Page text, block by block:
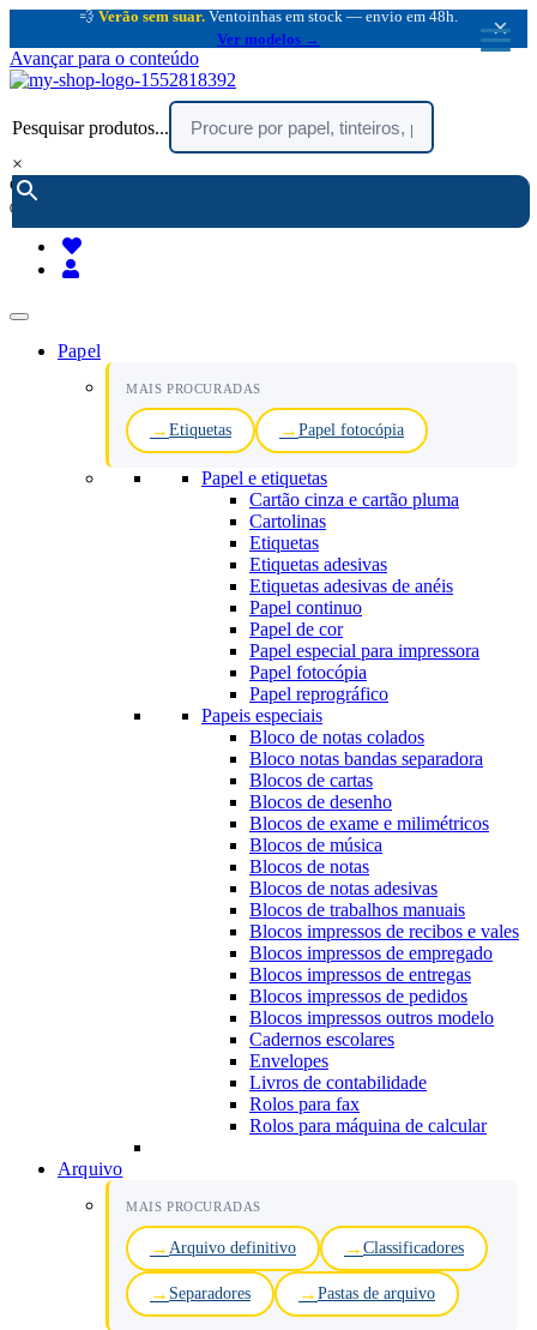
💨 Verão sem suar. Ventoinhas em stock — envio em 48h.
Ver modelos →
×
Avançar para o conteúdo
Pesquisar produtos...
×
encomendar por telefone :
(chamada rede fixa nacional)
Papel
MAIS PROCURADAS
Etiquetas Papel fotocópia
Papel e etiquetas
Cartão cinza e cartão pluma
Cartolinas
Etiquetas
Etiquetas adesivas
Etiquetas adesivas de anéis
Papel continuo
Papel de cor
Papel especial para impressora
Papel fotocópia
Papel reprográfico
Papeis especiais
Bloco de notas colados
Bloco notas bandas separadora
Blocos de cartas
Blocos de desenho
Blocos de exame e milimétricos
Blocos de música
Blocos de notas
Blocos de notas adesivas
Blocos de trabalhos manuais
Blocos impressos de recibos e vales
Blocos impressos de empregado
Blocos impressos de entregas
Blocos impressos de pedidos
Blocos impressos outros modelo
Cadernos escolares
Envelopes
Livros de contabilidade
Rolos para fax
Rolos para máquina de calcular
Arquivo
MAIS PROCURADAS
Arquivo definitivo Classificadores
Separadores Pastas de arquivo